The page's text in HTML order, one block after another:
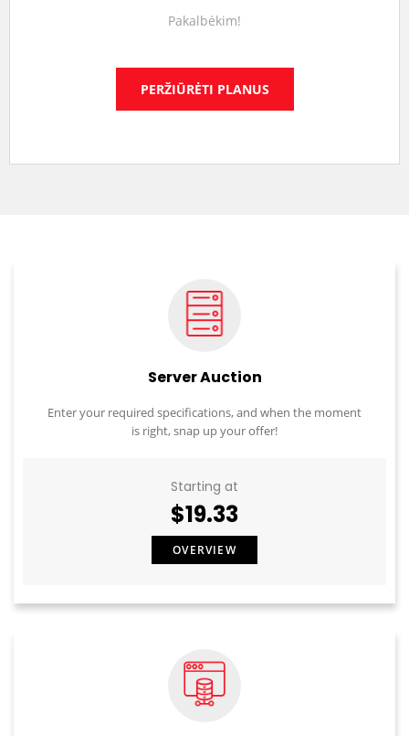
Pakalbėkim!
PERŽIŪRĖTI PLANUS
Server Auction
Enter your required specifications, and when the moment
is right, snap up your offer!
Starting at
$19.33
OVERVIEW